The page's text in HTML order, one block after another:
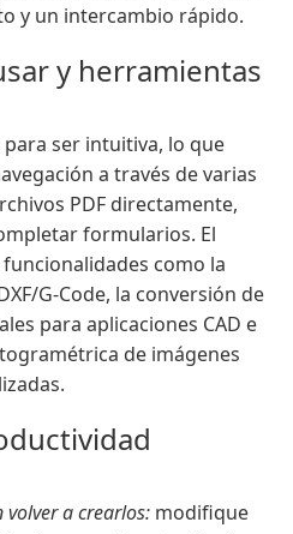
y un intercambio rápido.
y herramientas
ser intuitiva, lo que
a través de varias
PDF directamente,
formularios. El
como la
G-Code, la conversión de
para aplicaciones CAD e
de imágenes
volver a crearlos: modifique